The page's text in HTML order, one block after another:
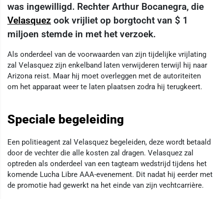
was ingewilligd. Rechter Arthur Bocanegra, die
Velasquez ook vrijliet op borgtocht van $ 1
miljoen stemde in met het verzoek.
Als onderdeel van de voorwaarden van zijn tijdelijke vrijlating
zal Velasquez zijn enkelband laten verwijderen terwijl hij naar
Arizona reist. Maar hij moet overleggen met de autoriteiten
om het apparaat weer te laten plaatsen zodra hij terugkeert.
Speciale begeleiding
Een politieagent zal Velasquez begeleiden, deze wordt betaald
door de vechter die alle kosten zal dragen. Velasquez zal
optreden als onderdeel van een tagteam wedstrijd tijdens het
komende Lucha Libre AAA-evenement. Dit nadat hij eerder met
de promotie had gewerkt na het einde van zijn vechtcarrière.